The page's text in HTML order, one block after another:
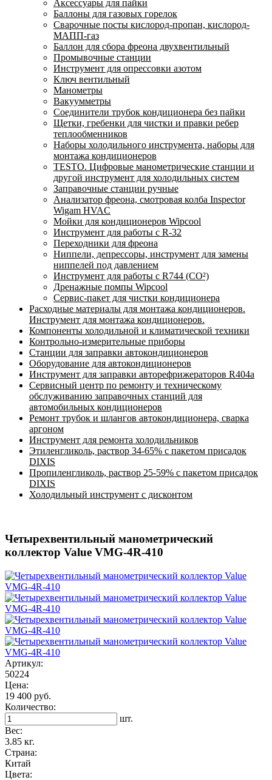
Аксессуары для пайки
Баллоны для газовых горелок
Сварочные посты кислород-пропан, кислород-
МАПП-газ
Баллон для сбора фреона двухвентильный
Промывочные станции
Инструмент для опрессовки азотом
Ключ вентильный
Манометры
Вакуумметры
Соединители трубок кондиционера без пайки
Щетки, гребенки для чистки и правки ребер
теплообменников
Наборы холодильного инструмента, наборы для
монтажа кондиционеров
TESTO. Цифровые манометрические станции и
другой инструмент для холодильных систем
Заправочные станции ручные
Анализатор фреона, смотровая колба Inspector
Wigam HVAC
Мойки для кондиционеров Wipcool
Инструмент для работы с R-32
Переходники для фреона
Ниппели, депрессоры, инструмент для замены
ниппелей под давлением
Инструмент для работы с R744 (CO²)
Дренажные помпы Wipcool
Сервис-пакет для чистки кондиционера
Расходные материалы для монтажа кондиционеров.
Инструмент для монтажа кондиционеров.
Компоненты холодильной и климатической техники
Контрольно-измерительные приборы
Станции для заправки автокондиционеров
Оборудование для автокондиционеров
Инструмент для заправки авторефрижераторов R404a
Сервисный центр по ремонту и техническому
обслуживанию заправочных станций для
автомобильных кондиционеров
Ремонт трубок и шлангов автокондиционера, сварка
аргоном
Инструмент для ремонта холодильников
Этиленгликоль, раствор 34-65% с пакетом присадок
DIXIS
Пропиленгликоль, раствор 25-59% с пакетом присадок
DIXIS
Холодильный инструмент с дисконтом
Четырехвентильный манометрический
коллектор Value VMG-4R-410
Артикул:
50224
Цена:
19 400 руб.
Количество:
шт.
Вес:
3.85 кг.
Страна:
Китай
Цвета: